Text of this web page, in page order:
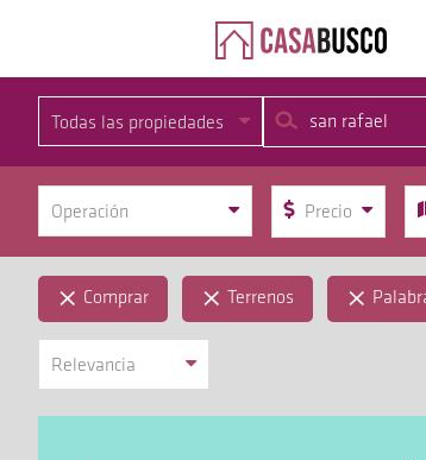
Todas las propiedades
Operación Precio
× Comprar × Terrenos ×
Relevancia